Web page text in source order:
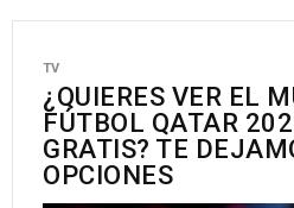
TV
¿QUIERES VER EL
FÚTBOL QATAR
GRATIS? TE
OPCIONES